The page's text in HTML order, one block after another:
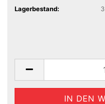
Lagerbestand: 3